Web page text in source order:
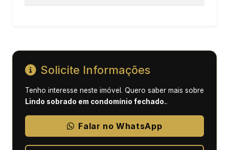
Solicite Informações
Tenho interesse neste imóvel. Quero saber mais sobre
Lindo sobrado em condomínio fechado..
Falar no WhatsApp